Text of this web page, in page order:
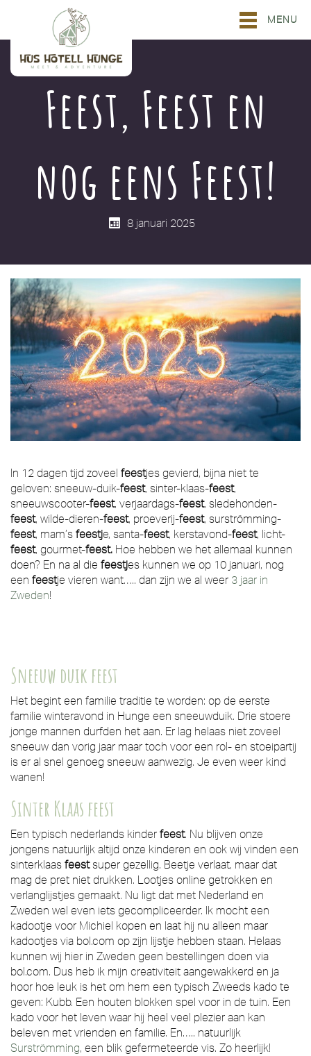
MENU
Feest, Feest en
nog eens Feest!
8 januari 2025
In 12 dagen tijd zoveel feestjes gevierd, bijna niet te
geloven: sneeuw-duik-feest, sinter-klaas-feest,
sneeuwscooter-feest, verjaardags-feest, sledehonden-
feest, wilde-dieren-feest, proeverij-feest, surströmming-
feest, mam’s feestje, santa-feest, kerstavond-feest, licht-
feest, gourmet-feest. Hoe hebben we het allemaal kunnen
doen? En na al die feestjes kunnen we op 10 januari, nog
een feestje vieren want….. dan zijn we al weer 3 jaar in
Zweden!
Sneeuw duik feest
Het begint een familie traditie te worden: op de eerste
familie winteravond in Hunge een sneeuwduik. Drie stoere
jonge mannen durfden het aan. Er lag helaas niet zoveel
sneeuw dan vorig jaar maar toch voor een rol- en stoeipartij
is er al snel genoeg sneeuw aanwezig. Je even weer kind
wanen!
Sinter Klaas feest
Een typisch nederlands kinder feest. Nu blijven onze
jongens natuurlijk altijd onze kinderen en ook wij vinden een
sinterklaas feestsuper gezellig. Beetje verlaat, maar dat
mag de pret niet drukken. Lootjes online getrokken en
verlanglijstjes gemaakt. Nu ligt dat met Nederland en
Zweden wel even iets gecompliceerder. Ik mocht een
kadootje voor Michiel kopen en laat hij nu alleen maar
kadootjes via bol.com op zijn lijstje hebben staan. Helaas
kunnen wij hier in Zweden geen bestellingen doen via
bol.com. Dus heb ik mijn creativiteit aangewakkerd en ja
hoor hoe leuk is het om hem een typisch Zweeds kado te
geven: Kubb. Een houten blokken spel voor in de tuin. Een
kado voor het leven waar hij heel veel plezier aan kan
beleven met vrienden en familie. En….. natuurlijk
Surströmming, een blik gefermeteerde vis. Zo heerlijk!